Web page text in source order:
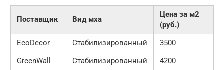
Поставщик Вид мха
Цена за м2
(руб.)
EcoDecor
Стабилизированный
3500
GreenWall
Стабилизированный
4200